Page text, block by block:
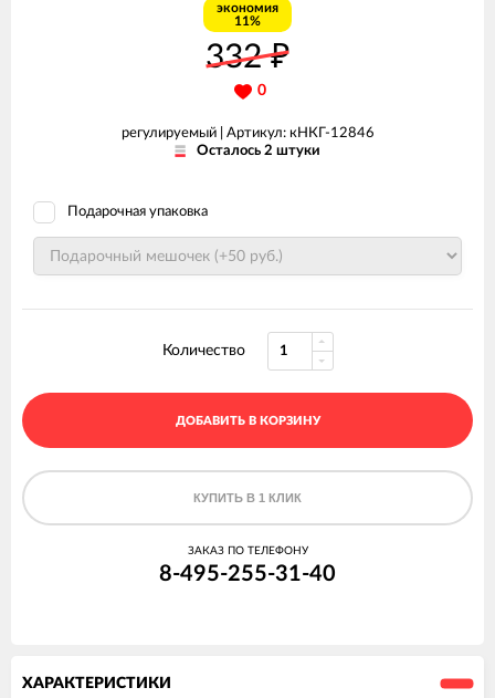
экономия
11%
332₽
0
регулируемый | Артикул: кНКГ-12846
Осталось 2 штуки
Подарочная упаковка
Количество
ДОБАВИТЬ В КОРЗИНУ
КУПИТЬ В 1 КЛИК
ЗАКАЗ ПО ТЕЛЕФОНУ
8-495-255-31-40
ХАРАКТЕРИСТИКИ